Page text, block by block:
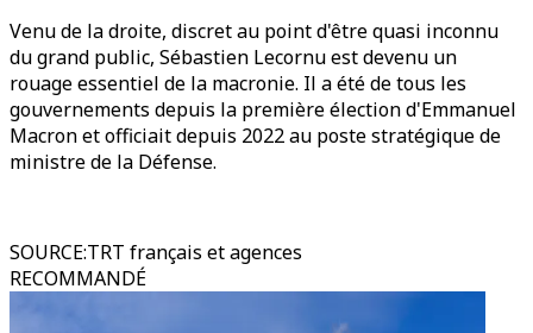
Venu de la droite, discret au point d'être quasi inconnu
du grand public, Sébastien Lecornu est devenu un
rouage essentiel de la macronie. Il a été de tous les
gouvernements depuis la première élection d'Emmanuel
Macron et officiait depuis 2022 au poste stratégique de
ministre de la Défense.
SOURCE:TRT français et agences
RECOMMANDÉ